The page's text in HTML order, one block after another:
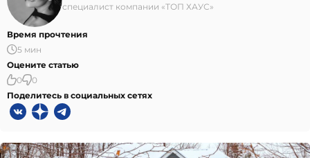
специалист компании «ТОП ХАУС»
Время прочтения
5 мин
Оцените статью
0
0
Поделитесь в социальных сетях